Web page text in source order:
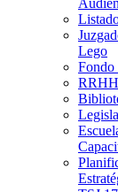
Lego
Fondo
RRHH